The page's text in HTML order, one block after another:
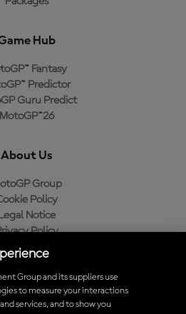
Hub
Fantasy
Predictor
Guru Predict
MotoGP™26
About Us
Group
Policy
Legal Notice
Policy
Policy
oficial da MotoGP™
Group and its suppliers use
to measure your interactions
services, and to show you